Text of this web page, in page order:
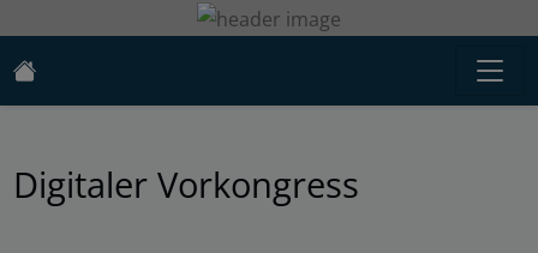
Digitaler Vorkongress